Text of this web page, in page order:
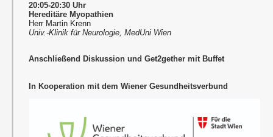
20:05-20:30 Uhr
Hereditäre Myopathien
Herr Martin Krenn
Univ.-Klinik für Neurologie, MedUni Wien
Anschließend Diskussion und Get2gether mit Buffet
In Kooperation mit dem Wiener Gesundheitsverbund